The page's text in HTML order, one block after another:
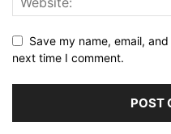
Save my name, email,
next time I comment.